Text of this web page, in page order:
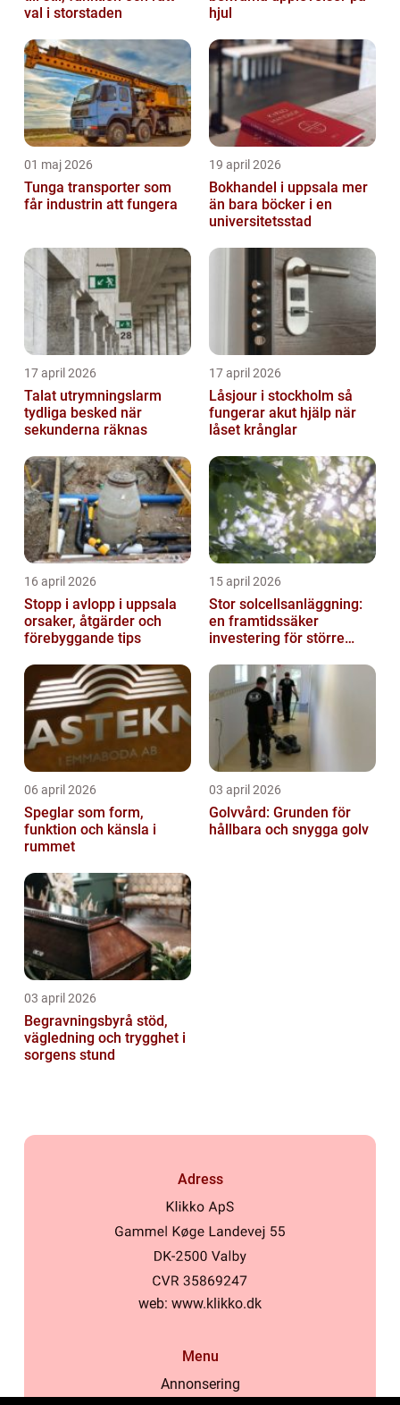
val i storstaden
hjul
01 maj 2026
Tunga transporter som
får industrin att fungera
19 april 2026
Bokhandel i uppsala mer
än bara böcker i en
universitetsstad
17 april 2026
Talat utrymningslarm
tydliga besked när
sekunderna räknas
17 april 2026
Låsjour i stockholm så
fungerar akut hjälp när
låset krånglar
16 april 2026
Stopp i avlopp i uppsala
orsaker, åtgärder och
förebyggande tips
15 april 2026
Stor solcellsanläggning:
en framtidssäker
investering för större
06 april 2026
Speglar som form,
funktion och känsla i
rummet
03 april 2026
Golvvård: Grunden för
hållbara och snygga golv
03 april 2026
Begravningsbyrå stöd,
vägledning och trygghet i
sorgens stund
Adress
web: www.klikko.dk
Menu
Annonsering